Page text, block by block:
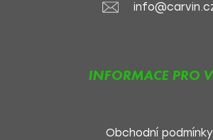
INFORMACE PRO
Obchodní podmínky